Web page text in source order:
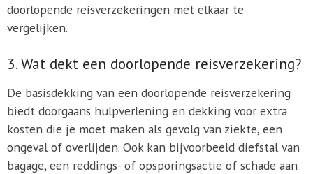
doorlopende reisverzekeringen met elkaar te
vergelijken.
3. Wat dekt een doorlopende reisverzekering?
De basisdekking van een doorlopende reisverzekering
biedt doorgaans hulpverlening en dekking voor extra
kosten die je moet maken als gevolg van ziekte, een
ongeval of overlijden. Ook kan bijvoorbeeld diefstal van
bagage, een reddings- of opsporingsactie of schade aan